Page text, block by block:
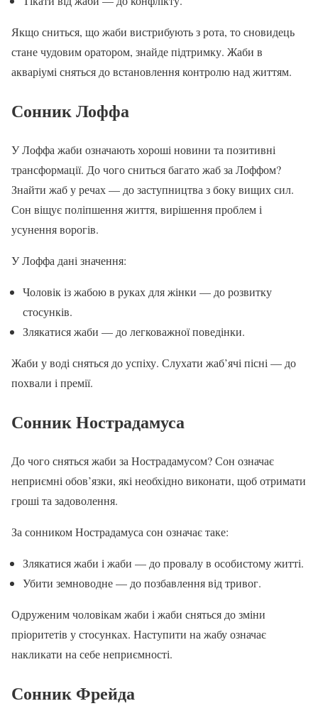
Якщо сниться, що жаби вистрибують з рота, то сновидець
стане чудовим оратором, знайде підтримку. Жаби в
акваріумі сняться до встановлення контролю над життям.
Сонник Лоффа
У Лоффа жаби означають хороші новини та позитивні
трансформації. До чого сниться багато жаб за Лоффом?
Знайти жаб у речах — до заступництва з боку вищих сил.
Сон віщує поліпшення життя, вирішення проблем і
усунення ворогів.
У Лоффа дані значення:
Чоловік із жабою в руках для жінки — до розвитку
стосунків.
Злякатися жаби — до легковажної поведінки.
Жаби у воді сняться до успіху. Слухати жаб’ячі пісні — до
похвали і премії.
Сонник Нострадамуса
До чого сняться жаби за Нострадамусом? Сон означає
неприємні обов’язки, які необхідно виконати, щоб отримати
гроші та задоволення.
За сонником Нострадамуса сон означає таке:
Злякатися жаби і жаби — до провалу в особистому житті.
Убити земноводне — до позбавлення від тривог.
Одруженим чоловікам жаби і жаби сняться до зміни
пріоритетів у стосунках. Наступити на жабу означає
накликати на себе неприємності.
Сонник Фрейда